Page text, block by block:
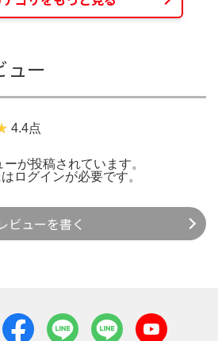
ュー
4.4点
が投稿されています。
ログインが必要です。
レビューを書く